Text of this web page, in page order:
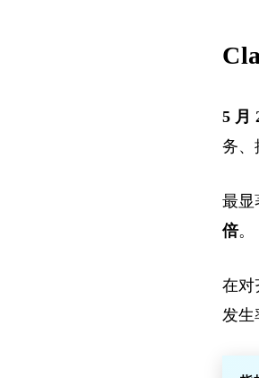
5 月
务、
最显
倍。
在对
发生